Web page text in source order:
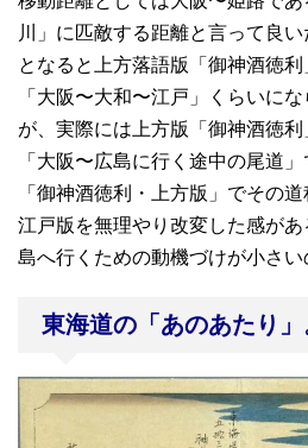
川」に匹敵する距離と言って良い
となると上方落語版「御神酒徳
「大阪〜大和〜江戸」くらいに
が、実際には上方版「御神酒徳利
「大阪〜広島に行く途中の尾道
「御神酒徳利・上方版」でその
江戸版を無理やり改変した感が
島へ行くための動機づけが小さい
東海道の「あのあたり」